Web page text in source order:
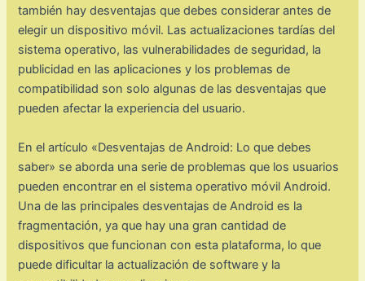
también hay desventajas que debes considerar antes de
elegir un dispositivo móvil. Las actualizaciones tardías del
sistema operativo, las vulnerabilidades de seguridad, la
publicidad en las aplicaciones y los problemas de
compatibilidad son solo algunas de las desventajas que
pueden afectar la experiencia del usuario.
En el artículo «Desventajas de Android: Lo que debes
saber» se aborda una serie de problemas que los usuarios
pueden encontrar en el sistema operativo móvil Android.
Una de las principales desventajas de Android es la
fragmentación, ya que hay una gran cantidad de
dispositivos que funcionan con esta plataforma, lo que
puede dificultar la actualización de software y la